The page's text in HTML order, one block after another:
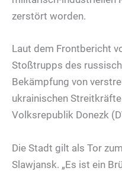
zerstört worden.
Laut dem Frontbericht
Stoßtrupps des
Bekämpfung von
ukrainischen
Volksrepublik Donezk
Die Stadt gilt als Tor
Slawjansk. „Es ist ein